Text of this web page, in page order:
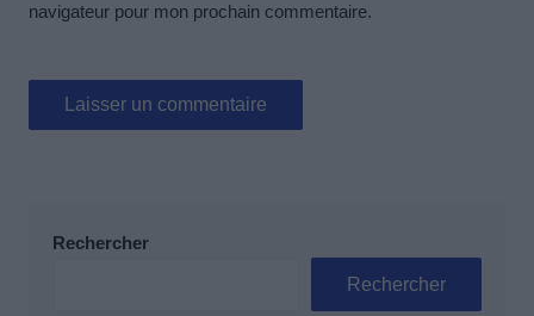
navigateur pour mon prochain commentaire.
Rechercher
Rechercher